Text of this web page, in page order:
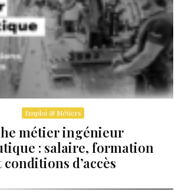
Emploi & Métiers
métier ingénieur
: salaire, formation
conditions d’accès